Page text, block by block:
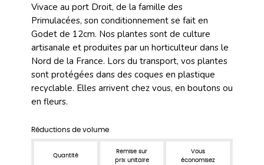
Vivace au port Droit, de la famille des
Primulacées, son conditionnement se fait en
Godet de 12cm. Nos plantes sont de culture
artisanale et produites par un horticulteur dans le
Nord de la France. Lors du transport, vos plantes
sont protégées dans des coques en plastique
recyclable. Elles arrivent chez vous, en boutons ou
en fleurs.
Réductions de volume
Quantité
Remise sur
prix unitaire
Vous
économisez